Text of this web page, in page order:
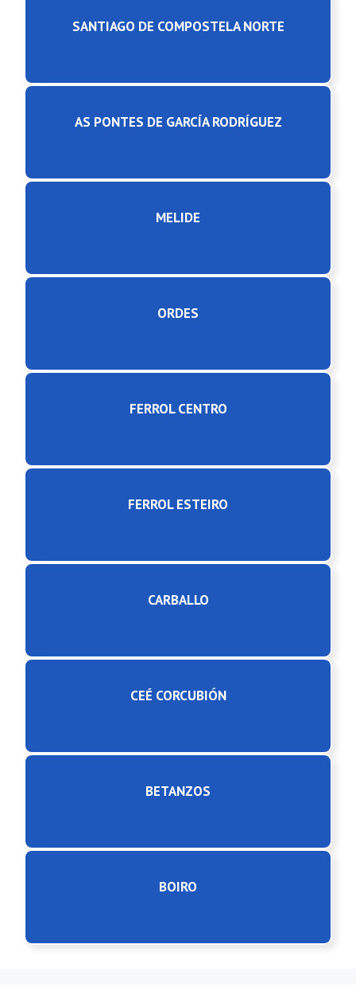
SANTIAGO DE COMPOSTELA NORTE
AS PONTES DE GARCÍA RODRÍGUEZ
MELIDE
ORDES
FERROL CENTRO
FERROL ESTEIRO
CARBALLO
CEÉ CORCUBIÓN
BETANZOS
BOIRO